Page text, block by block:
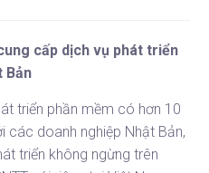
cấp dịch vụ phát triển
Bản
triển phần mềm có hơn 10
các doanh nghiệp Nhật Bản,
triển không ngừng trên